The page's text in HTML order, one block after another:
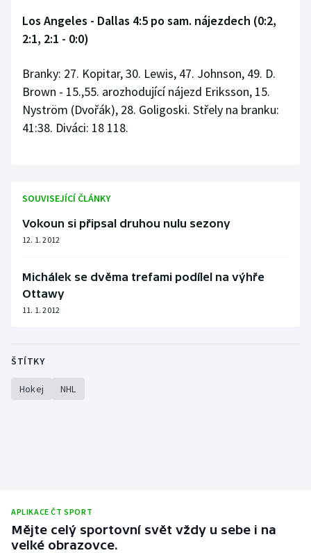
Los Angeles - Dallas 4:5 po sam. nájezdech (0:2,
2:1, 2:1 - 0:0)
Branky: 27. Kopitar, 30. Lewis, 47. Johnson, 49. D.
Brown - 15.,55. arozhodující nájezd Eriksson, 15.
Nyström (Dvořák), 28. Goligoski. Střely na branku:
41:38. Diváci: 18 118.
SOUVISEJÍCÍ ČLÁNKY
Vokoun si připsal druhou nulu sezony
12. 1. 2012
Michálek se dvěma trefami podílel na výhře
Ottawy
11. 1. 2012
ŠTÍTKY
Hokej NHL
APLIKACE ČT SPORT
Mějte celý sportovní svět vždy u sebe i na
velké obrazovce.